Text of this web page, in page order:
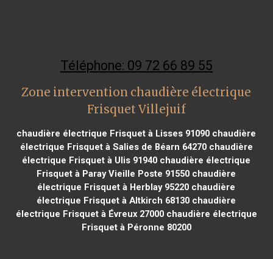
Téléphone: 09 72 66 89 55
Zone intervention chaudière électrique
Frisquet Villejuif
chaudière électrique Frisquet à Lisses 91090 chaudière
électrique Frisquet à Salies de Béarn 64270chaudière
électrique Frisquet à Ulis 91940 chaudière électrique
Frisquet à Paray Vieille Poste 91550 chaudière
électrique Frisquet à Herblay 95220 chaudière
électrique Frisquet à Altkirch 68130 chaudière
électrique Frisquet à Évreux 27000chaudière électrique
Frisquet à Péronne 80200